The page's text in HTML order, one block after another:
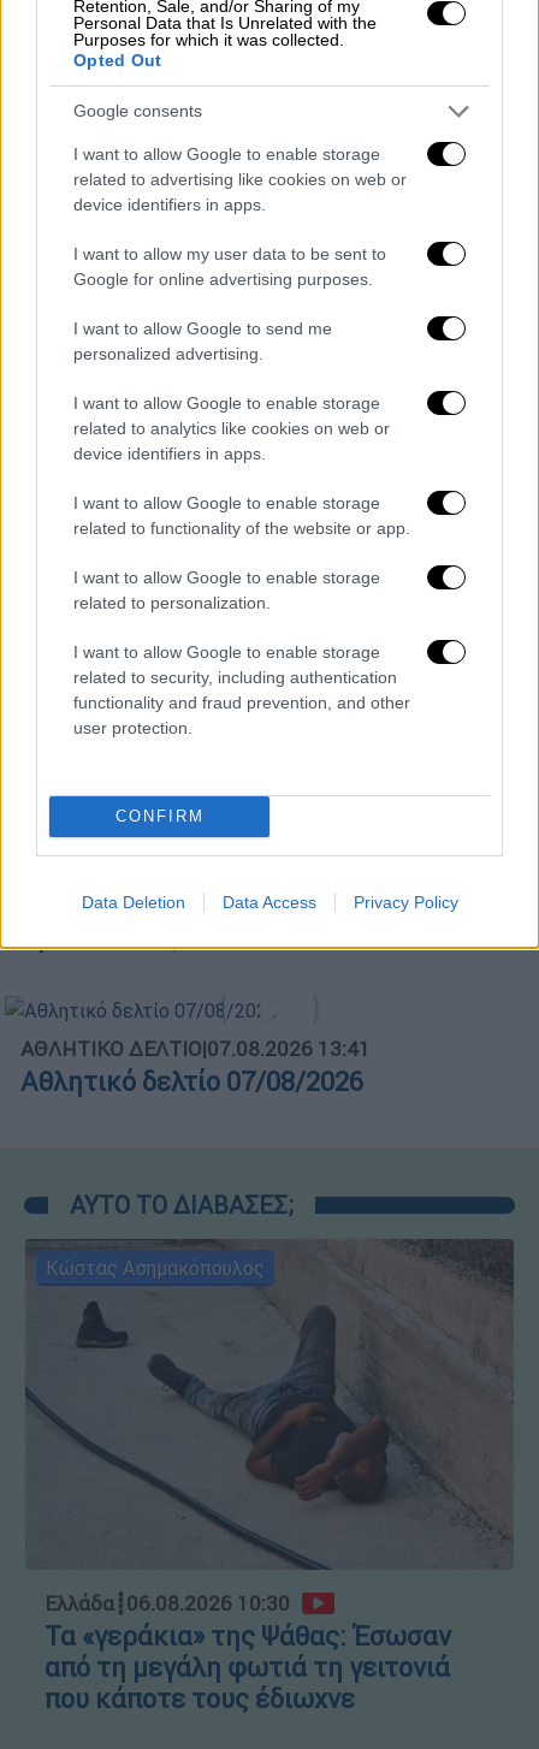
Retention, Sale, and/or Sharing of my
Personal Data that Is Unrelated with the
Purposes for which it was collected.
Opted Out
Google consents
I want to allow Google to enable storage
related to advertising like cookies on web or
device identifiers in apps.
I want to allow my user data to be sent to
Google for online advertising purposes.
I want to allow Google to send me
personalized advertising.
I want to allow Google to enable storage
related to analytics like cookies on web or
device identifiers in apps.
I want to allow Google to enable storage
related to functionality of the website or app.
I want to allow Google to enable storage
related to personalization.
I want to allow Google to enable storage
related to security, including authentication
functionality and fraud prevention, and other
user protection.
CONFIRM
Data Deletion Data Access Privacy Policy
POPULAR VIDEOS
Μεσημεριανό...|07.08.2026 14:06
Μεσημεριανό δελτίο ειδήσεων
07/08/2026
Κεντρικό...|06.08.2026 20:05
Κεντρικό δελτίο ειδήσεων 06/08/2026
Μεσημεριανό...|06.08.2026 14:43
06/08/2026
Ώρα Ελλάδος...|07.08.2026 09:59
ΑΘΛΗΤΙΚΟ ΔΕΛΤΙΟ|07.08.2026 13:41
Αθλητικό δελτίο 07/08/2026
ΑΥΤΟ ΤΟ ΔΙΑΒΑΣΕΣ;
Κώστας Ασημακόπουλος
Ελλάδα┋06.08.2026 10:30
Τα «γεράκια» της Ψάθας: Έσωσαν
από τη μεγάλη φωτιά τη γειτονιά
που κάποτε τους έδιωχνε